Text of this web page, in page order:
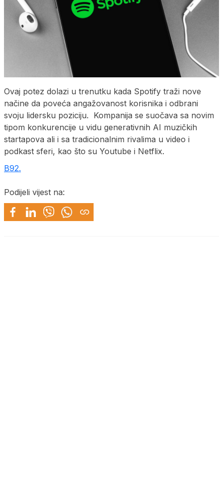
Ovaj potez dolazi u trenutku kada Spotify traži nove
načine da poveća angažovanost korisnika i odbrani
svoju lidersku poziciju. Kompanija se suočava sa novim
tipom konkurencije u vidu generativnih AI muzičkih
startapova ali i sa tradicionalnim rivalima u video i
podkast sferi, kao što su Youtube i Netflix.
B92.
Podijeli vijest na: